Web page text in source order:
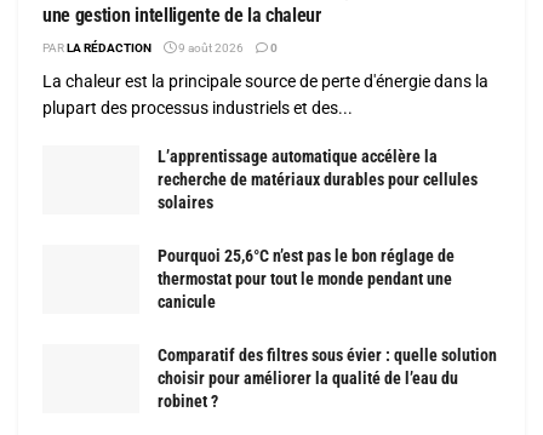
une gestion intelligente de la chaleur
PARLA RÉDACTION 9 août 2026 0
La chaleur est la principale source de perte d'énergie dans la
plupart des processus industriels et des...
L’apprentissage automatique accélère la
recherche de matériaux durables pour cellules
solaires
Pourquoi 25,6°C n’est pas le bon réglage de
thermostat pour tout le monde pendant une
canicule
Comparatif des filtres sous évier : quelle solution
choisir pour améliorer la qualité de l’eau du
robinet ?